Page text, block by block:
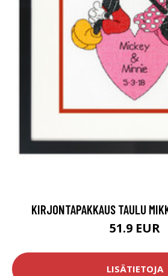
KIRJONTAPAKKAUS TAULU
51.9 EUR
LISÄTIETOJA